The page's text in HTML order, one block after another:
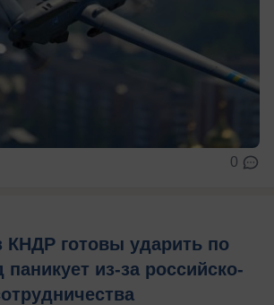
0
КНДР готовы ударить по
из-за российско-